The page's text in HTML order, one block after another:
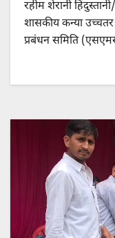
रहीम शेरानी
शासकीय कन्या उच्चतर
प्रबंधन समिति